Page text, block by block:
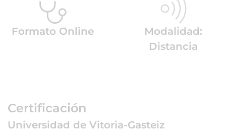
Formato Online
Modalidad:
Distancia
Certificación
Universidad de Vitoria-Gasteiz